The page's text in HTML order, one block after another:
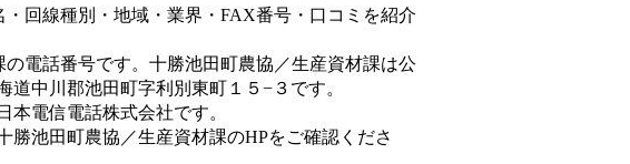
・回線種別・地域・業界・FAX番号・口コミを紹介
の電話番号です。 十勝池田町農協／生産資材課は公
道中川郡池田町字利別東町１５−３ です。
本電信電話株式会社です。
勝池田町農協／生産資材課のHPをご確認くださ